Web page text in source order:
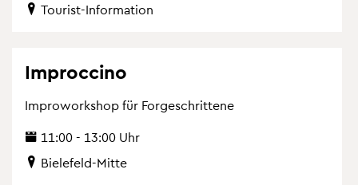
Tou­rist-In­for­ma­ti­on
Improcci­no
Im­pro­work­shop für For­ge­schrit­te­ne
11:00 - 13:00 Uhr
Bie­le­feld-Mitte